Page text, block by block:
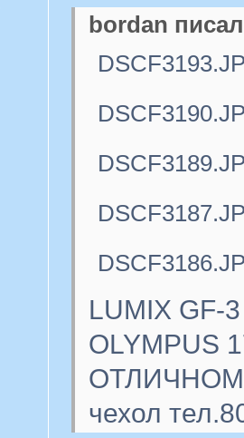
bordan
LUMIX GF-
OLYMPUS
ОТЛИЧНОМ
чехол